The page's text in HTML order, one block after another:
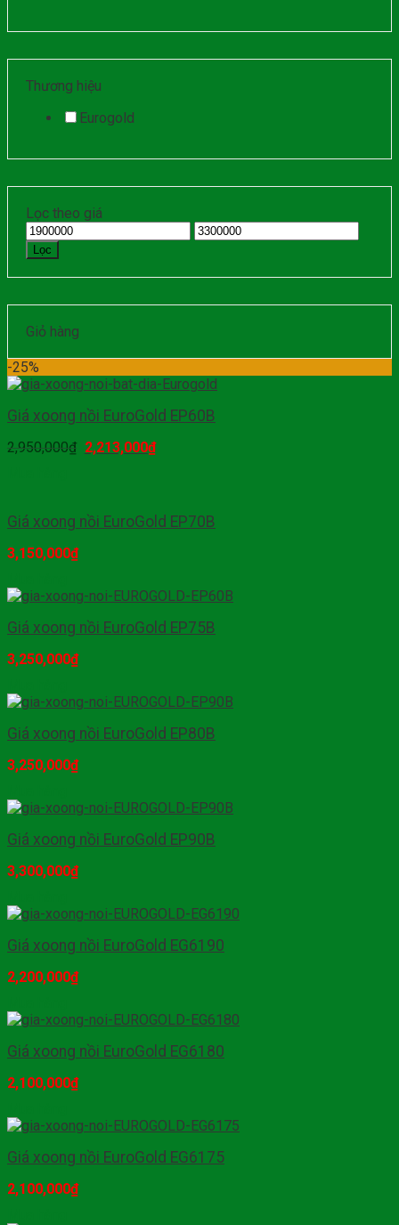
Thương hiệu
Eurogold
Lọc theo giá
Lọc
Giỏ hàng
-25%
Giá xoong nồi EuroGold EP60B
2,950,000₫ 2,213,000₫
Giá xoong nồi EuroGold EP70B
3,150,000₫
Giá xoong nồi EuroGold EP75B
3,250,000₫
Giá xoong nồi EuroGold EP80B
3,250,000₫
Giá xoong nồi EuroGold EP90B
3,300,000₫
Giá xoong nồi EuroGold EG6190
2,200,000₫
Giá xoong nồi EuroGold EG6180
2,100,000₫
Giá xoong nồi EuroGold EG6175
2,100,000₫